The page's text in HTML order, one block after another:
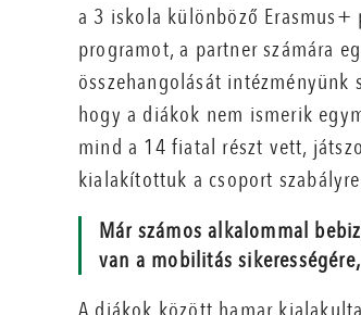
a 3 iskola különböző
programot, a partner számára
összehangolását
hogy a diákok nem ismerik
mind a 14 fiatal részt vett,
kialakítottuk a csoport
Már számos alkalommal
van a mobilitás